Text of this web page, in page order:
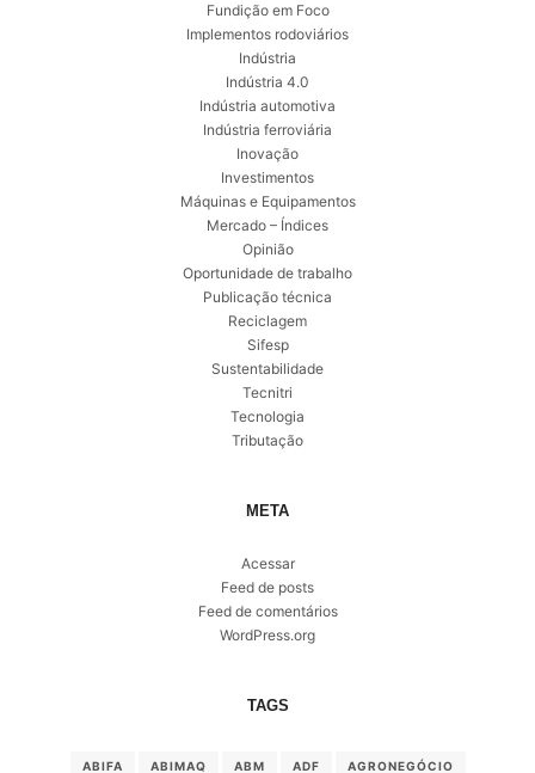
Fundição em Foco
Implementos rodoviários
Indústria
Indústria 4.0
Indústria automotiva
Indústria ferroviária
Inovação
Investimentos
Máquinas e Equipamentos
Mercado – Índices
Opinião
Oportunidade de trabalho
Publicação técnica
Reciclagem
Sifesp
Sustentabilidade
Tecnitri
Tecnologia
Tributação
META
Acessar
Feed de posts
Feed de comentários
WordPress.org
TAGS
ABIFA ABIMAQ ABM ADF AGRONEGÓCIO